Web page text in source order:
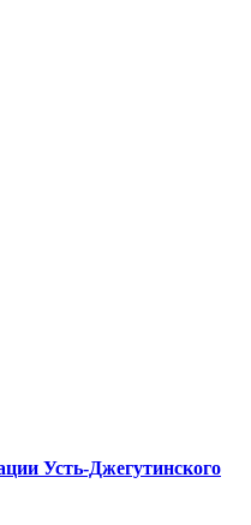
Усть-Джегутинского